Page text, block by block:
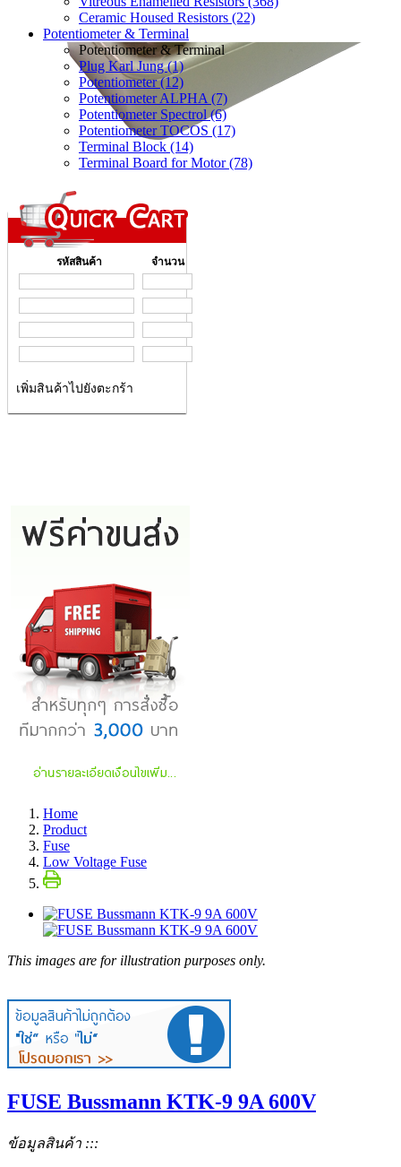
Ceramic Housed Resistors (22)
Potentiometer & Terminal
Potentiometer & Terminal
Plug Karl Jung (1)
Potentiometer (12)
Potentiometer ALPHA (7)
Potentiometer Spectrol (6)
Potentiometer TOCOS (17)
Terminal Block (14)
Terminal Board for Motor (78)
รหัสสินค้า จำนวน
เพิ่มสินค้าไปยังตะกร้า
Home
Product
Fuse
Low Voltage Fuse
This images are for illustration purposes only.
FUSE Bussmann KTK-9 9A 600V
ข้อมูลสินค้า :::